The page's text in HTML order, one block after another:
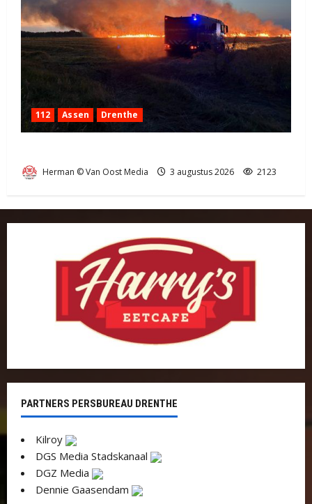
112 Assen Drenthe
Herman © Van Oost Media 3 augustus 2026 2123
PARTNERS PERSBUREAU DRENTHE
Kilroy
DGS Media Stadskanaal
DGZ Media
Dennie Gaasendam